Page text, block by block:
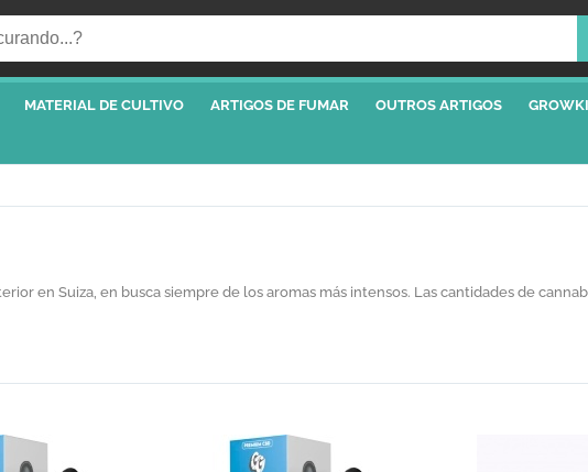
MATERIAL DE CULTIVO ARTIGOS DE FUMAR OUTROS ARTIGOS
en Suiza, en busca siempre de los aromas más intensos. Las cantidades de